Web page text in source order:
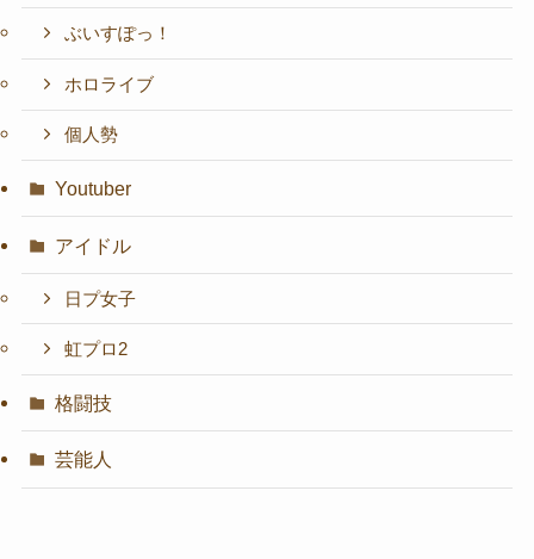
ぶいすぽっ！
ホロライブ
個人勢
Youtuber
アイドル
日プ女子
虹プロ2
格闘技
芸能人